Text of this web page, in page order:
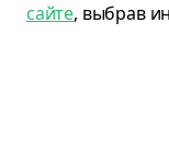
сайте, выбрав